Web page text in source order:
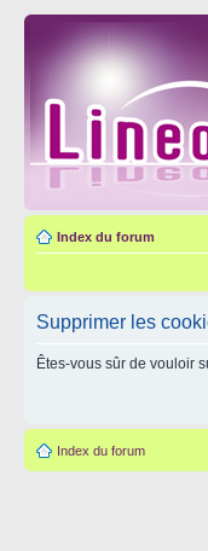
Index du forum
Supprimer les
Êtes-vous sûr de vouloir
Index du forum